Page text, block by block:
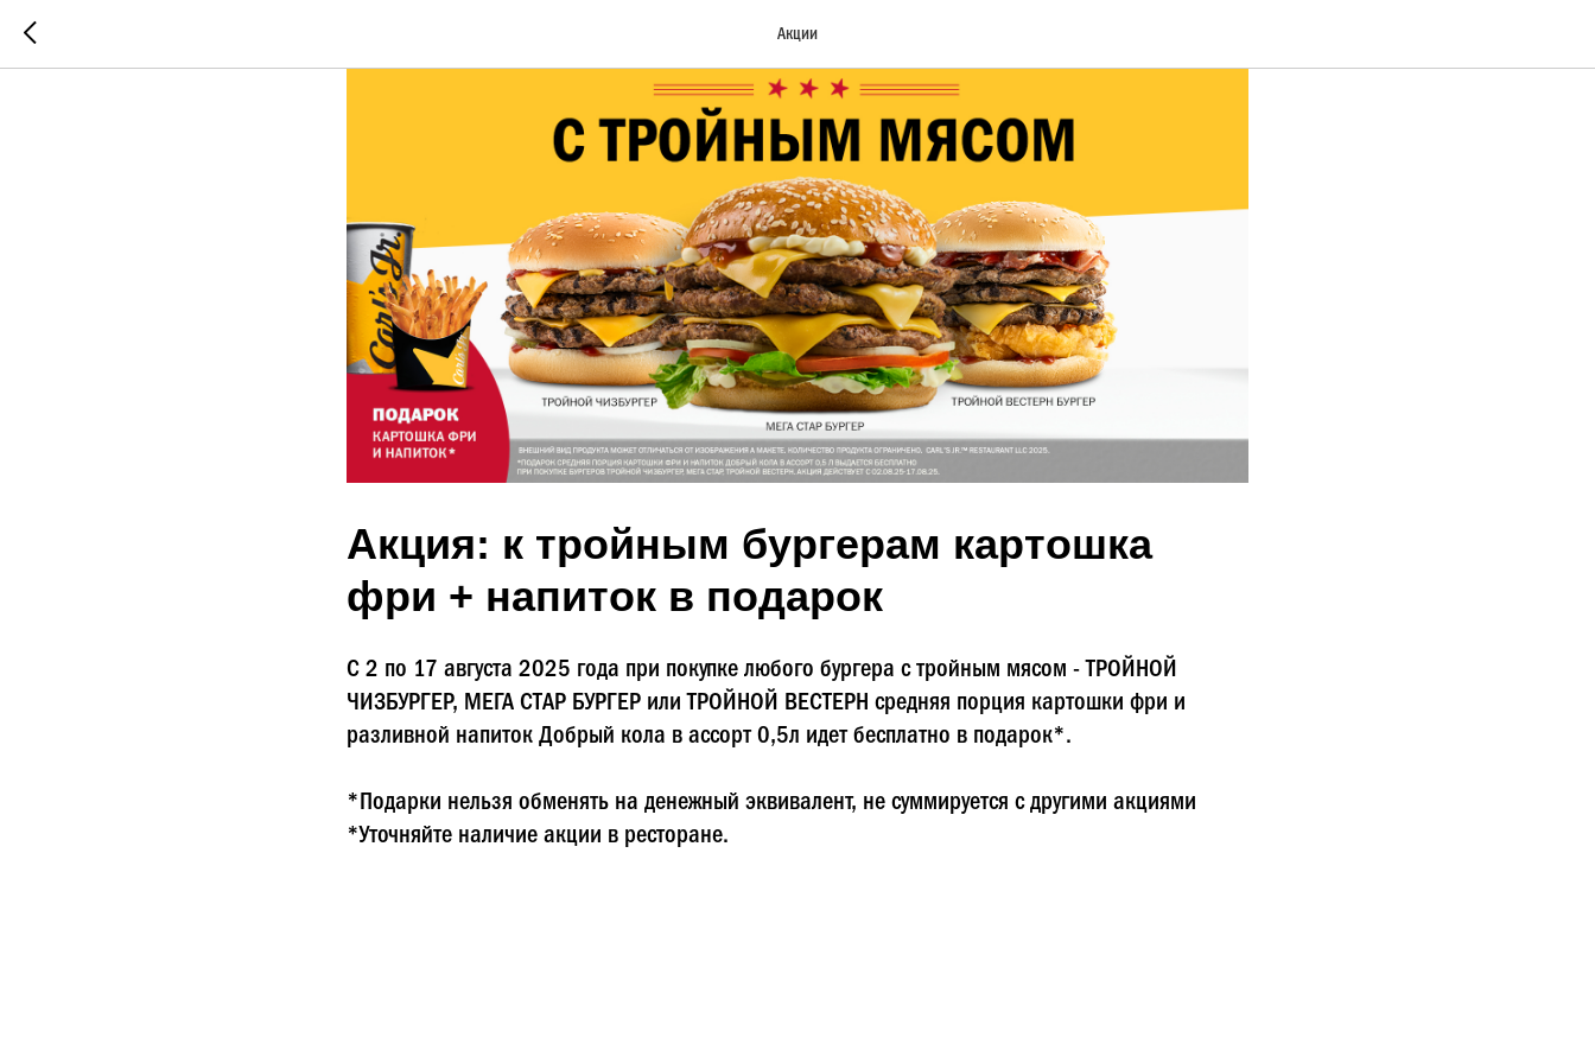
Акции
Акция: к тройным бургерам картошка
фри + напиток в подарок
С 2 по 17 августа 2025 года при покупке любого бургера с тройным мясом - ТРОЙНОЙ
ЧИЗБУРГЕР, МЕГА СТАР БУРГЕР или ТРОЙНОЙ ВЕСТЕРН средняя порция картошки фри и
разливной напиток Добрый кола в ассорт 0,5л идет бесплатно в подарок*.
*Подарки нельзя обменять на денежный эквивалент, не суммируется с другими акциями
*Уточняйте наличие акции в ресторане.